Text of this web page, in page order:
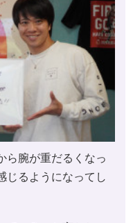
ら腕が重だるくなっ
じるようになってし